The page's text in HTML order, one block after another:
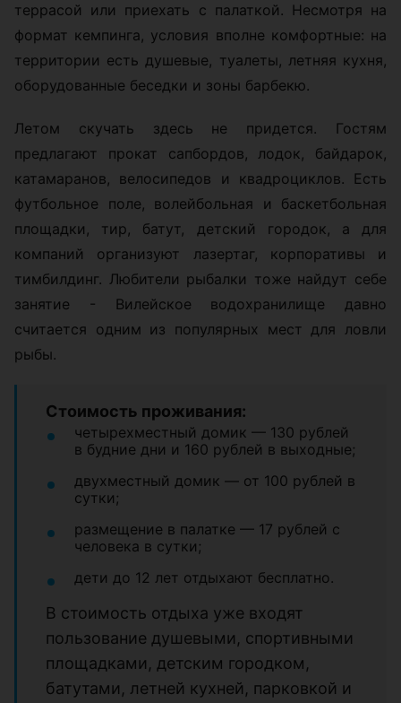
террасой или приехать с палаткой. Несмотря на
формат кемпинга, условия вполне комфортные: на
территории есть душевые, туалеты, летняя кухня,
оборудованные беседки и зоны барбекю.
Летом скучать здесь не придется. Гостям
предлагают прокат сапбордов, лодок, байдарок,
катамаранов, велосипедов и квадроциклов. Есть
футбольное поле, волейбольная и баскетбольная
площадки, тир, батут, детский городок, а для
компаний организуют лазертаг, корпоративы и
тимбилдинг. Любители рыбалки тоже найдут себе
занятие - Вилейское водохранилище давно
считается одним из популярных мест для ловли
рыбы.
Стоимость проживания:
четырехместный домик — 130 рублей
в будние дни и 160 рублей в выходные;
двухместный домик — от 100 рублей в
сутки;
размещение в палатке — 17 рублей с
человека в сутки;
дети до 12 лет отдыхают бесплатно.
В стоимость отдыха уже входят
пользование душевыми, спортивными
площадками, детским городком,
батутами, летней кухней, парковкой и